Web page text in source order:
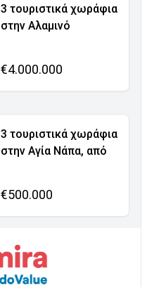
3 τουριστικά χωράφια
στην Αλαμινό
€4.000.000
3 τουριστικά χωράφια
στην Αγία Νάπα, από
€500.000